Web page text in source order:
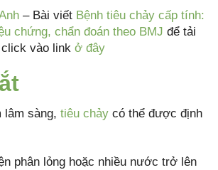
– Bài viết Bệnh tiêu chảy cấp tính:
chứng, chẩn đoán theo BMJ để tải
vào link ở đây
lâm sàng, tiêu chảy có thể được định
phân lỏng hoặc nhiều nước trở lên